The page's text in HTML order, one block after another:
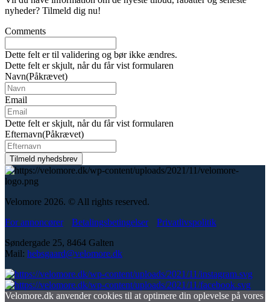
nyheder? Tilmeld dig nu!
Comments
Dette felt er til validering og bør ikke ændres.
Dette felt er skjult, når du får vist formularen
Navn(Påkrævet)
Email
Dette felt er skjult, når du får vist formularen
Efternavn(Påkrævet)
Velomore 2026. © All rights reserved.
For annoncører
Betalingsbetingelser
Privatlivspolitik
Søndergade 25, 8464 Galten
Mail: hebsgaard@velomore.dk
Velomore.dk anvender cookies til at optimere din oplevelse på vores